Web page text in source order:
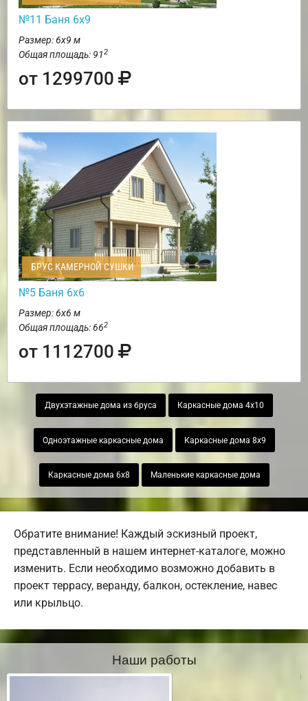
№11 Баня 6х9
Размер: 6х9 м
Общая площадь: 912
от 1299700
БРУС КАМЕРНОЙ СУШКИ
№5 Баня 6х6
Размер: 6х6 м
Общая площадь: 662
от 1112700
Двухэтажные дома из бруса Каркасные дома 4х10
Одноэтажные каркасные дома Каркасные дома 8х9
Каркасные дома 6х8 Маленькие каркасные дома
Обратите внимание! Каждый эскизный проект,
представленный в нашем интернет-каталоге, можно
изменить. Если необходимо возможно добавить в
проект террасу, веранду, балкон, остекление, навес
или крыльцо.
Наши работы